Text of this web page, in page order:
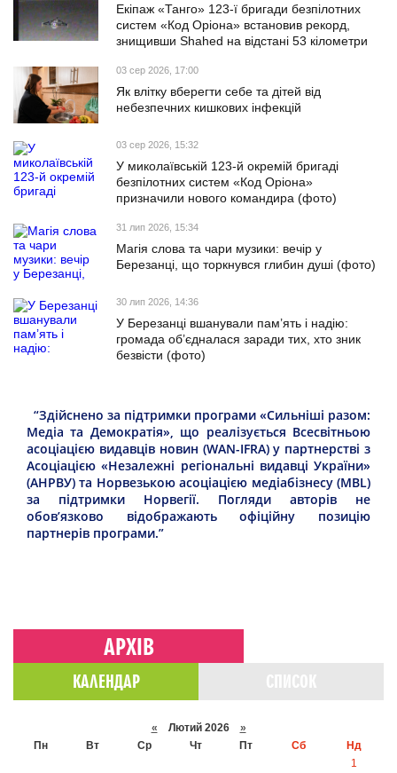
Екіпаж «Танго» 123-ї бригади безпілотних
систем «Код Оріона» встановив рекорд,
знищивши Shahed на відстані 53 кілометри
03 сер 2026, 17:00
Як влітку вберегти себе та дітей від
небезпечних кишкових інфекцій
03 сер 2026, 15:32
У миколаївській 123-й окремій бригаді
безпілотних систем «Код Оріона»
призначили нового командира (фото)
31 лип 2026, 15:34
Магія слова та чари музики: вечір у
Березанці, що торкнувся глибин душі (фото)
30 лип 2026, 14:36
У Березанці вшанували пам’ять і надію:
громада об’єдналася заради тих, хто зник
безвісти (фото)
“Здійснено за підтримки програми «Сильніші разом:
Медіа та Демократія», що реалізується Всесвітньою
асоціацією видавців новин (WAN-IFRA) у партнерстві з
Асоціацією «Незалежні регіональні видавці України»
(АНРВУ) та Норвезькою асоціацією медіабізнесу (MBL)
за підтримки Норвегії. Погляди авторів не
обов’язково відображають офіційну позицію
партнерів програми.”
АРХІВ
КАЛЕНДАР
« Лютий 2026 »
Пн
Вт Ср Чт Пт Сб
Нд
1